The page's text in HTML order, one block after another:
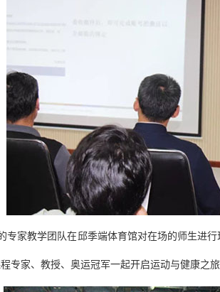
专家教学团队在邱季端体育馆对在场的师生进
专家、教授、奥运冠军一起开启运动与健康之